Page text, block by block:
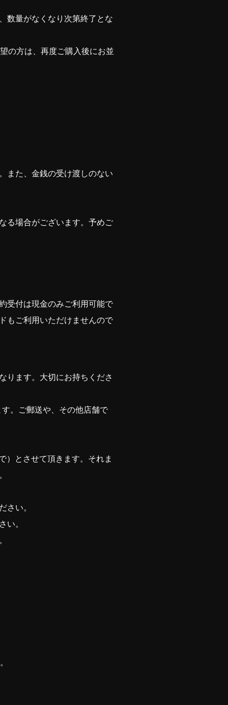
数量がなくなり次第終了とな
の方は、再度ご購入後にお並
また、金銭の受け渡しのない
る場合がございます。予めご
受付は現金のみご利用可能で
もご利用いただけませんので
ります。大切にお持ちくださ
。ご郵送や、その他店舗で
）とさせて頂きます。それま
さい。
い。